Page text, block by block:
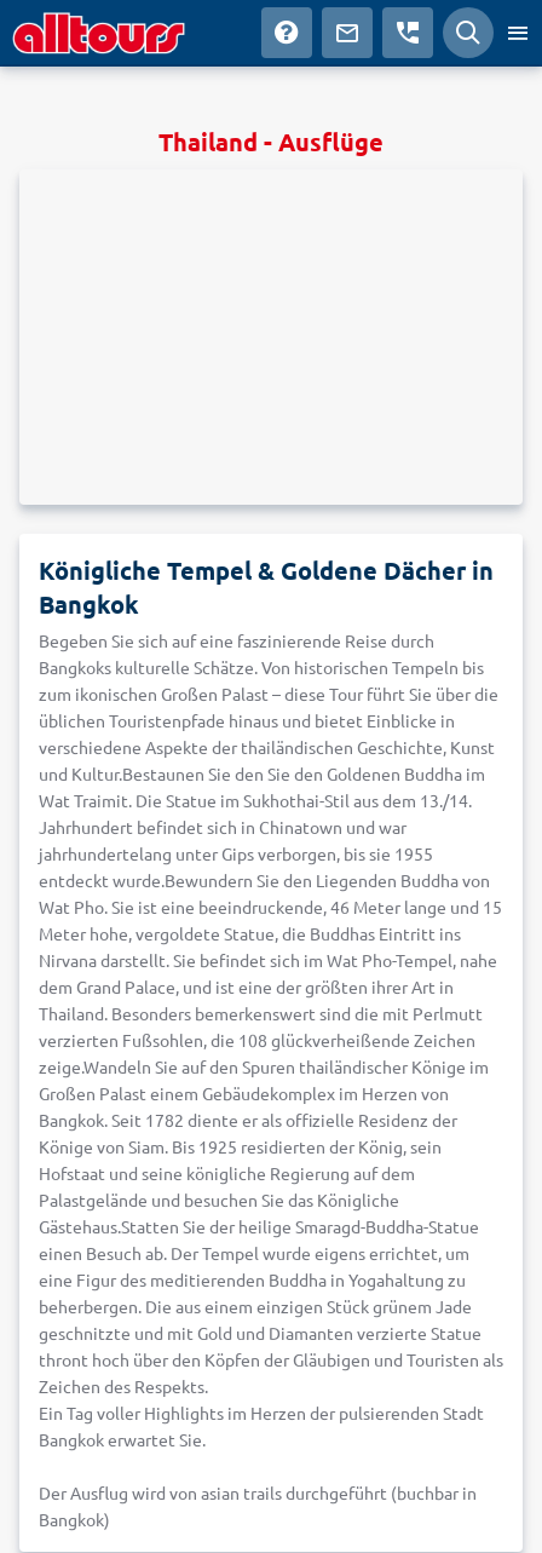
Thailand - Ausflüge
Königliche Tempel & Goldene Dächer in
Bangkok
Begeben Sie sich auf eine faszinierende Reise durch
Bangkoks kulturelle Schätze. Von historischen Tempeln bis
zum ikonischen Großen Palast – diese Tour führt Sie über die
üblichen Touristenpfade hinaus und bietet Einblicke in
verschiedene Aspekte der thailändischen Geschichte, Kunst
und Kultur.Bestaunen Sie den Sie den Goldenen Buddha im
Wat Traimit. Die Statue im Sukhothai-Stil aus dem 13./14.
Jahrhundert befindet sich in Chinatown und war
jahrhundertelang unter Gips verborgen, bis sie 1955
entdeckt wurde.Bewundern Sie den Liegenden Buddha von
Wat Pho. Sie ist eine beeindruckende, 46 Meter lange und 15
Meter hohe, vergoldete Statue, die Buddhas Eintritt ins
Nirvana darstellt. Sie befindet sich im Wat Pho-Tempel, nahe
dem Grand Palace, und ist eine der größten ihrer Art in
Thailand. Besonders bemerkenswert sind die mit Perlmutt
verzierten Fußsohlen, die 108 glückverheißende Zeichen
zeige.Wandeln Sie auf den Spuren thailändischer Könige im
Großen Palast einem Gebäudekomplex im Herzen von
Bangkok. Seit 1782 diente er als offizielle Residenz der
Könige von Siam. Bis 1925 residierten der König, sein
Hofstaat und seine königliche Regierung auf dem
Palastgelände und besuchen Sie das Königliche
Gästehaus.Statten Sie der heilige Smaragd-Buddha-Statue
einen Besuch ab. Der Tempel wurde eigens errichtet, um
eine Figur des meditierenden Buddha in Yogahaltung zu
beherbergen. Die aus einem einzigen Stück grünem Jade
geschnitzte und mit Gold und Diamanten verzierte Statue
thront hoch über den Köpfen der Gläubigen und Touristen als
Zeichen des Respekts.
Ein Tag voller Highlights im Herzen der pulsierenden Stadt
Bangkok erwartet Sie.
Der Ausflug wird von asian trails durchgeführt (buchbar in
Bangkok)